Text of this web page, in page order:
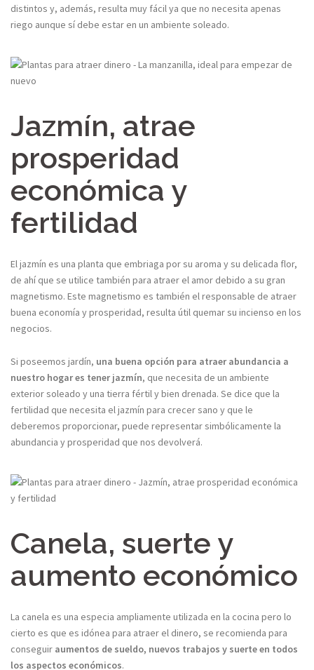
distintos y, además, resulta muy fácil ya que no necesita apenas
riego aunque sí debe estar en un ambiente soleado.
Jazmín, atrae
prosperidad
económica y
fertilidad
El jazmín es una planta que embriaga por su aroma y su delicada flor,
de ahí que se utilice también para atraer el amor debido a su gran
magnetismo. Este magnetismo es también el responsable de atraer
buena economía y prosperidad, resulta útil quemar su incienso en los
negocios.
Si poseemos jardín, una buena opción para atraer abundancia a
nuestro hogar es tener jazmín, que necesita de un ambiente
exterior soleado y una tierra fértil y bien drenada. Se dice que la
fertilidad que necesita el jazmín para crecer sano y que le
deberemos proporcionar, puede representar simbólicamente la
abundancia y prosperidad que nos devolverá.
Canela, suerte y
aumento económico
La canela es una especia ampliamente utilizada en la cocina pero lo
cierto es que es idónea para atraer el dinero, se recomienda para
conseguir aumentos de sueldo, nuevos trabajos y suerte en todos
los aspectos económicos.